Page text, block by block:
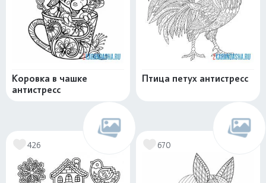
Коровка в чашке
антистресс
Птица петух антистресс
426 670